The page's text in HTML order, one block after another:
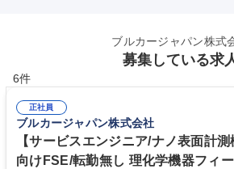
ブルカージャパン株式
募集している求
6件
正社員
ブルカージャパン株式会社
【サービスエンジニア/ナノ表面計
向けFSE/転勤無し 理化学機器フィ